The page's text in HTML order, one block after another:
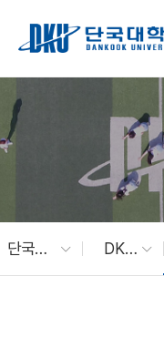
단국대 소식 DKU News